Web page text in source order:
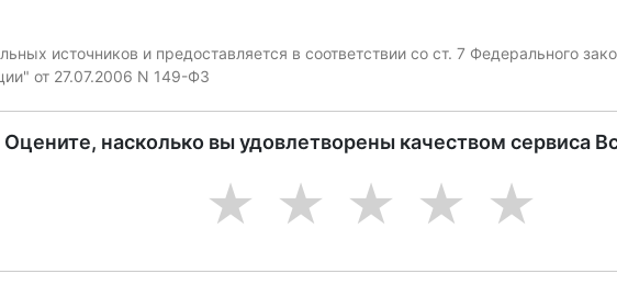
источников и предоставляется в соответствии со ст. 7 Федерального
от 27.07.2006 N 149-ФЗ
Оцените, насколько вы удовлетворены качеством сервиса
5
4
3
2
1